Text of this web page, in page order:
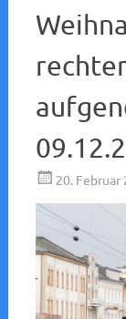
20. Februar